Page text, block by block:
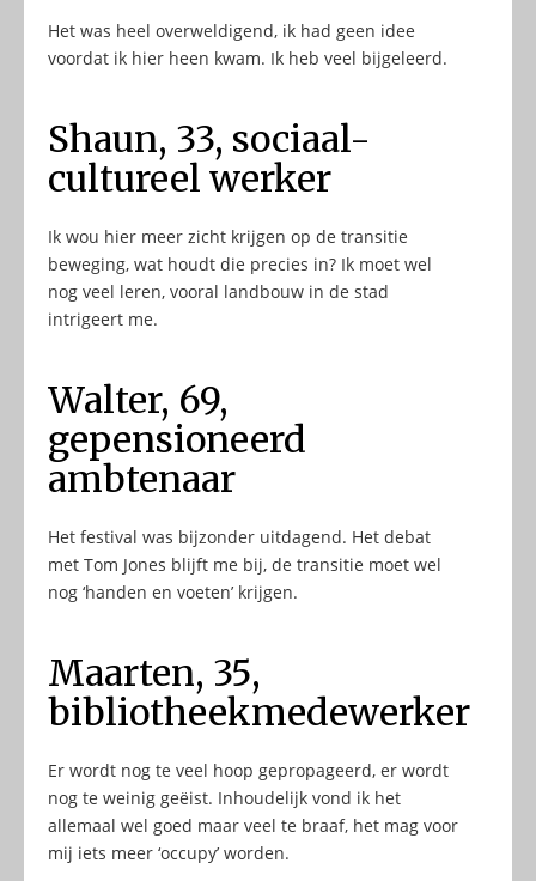
Het was heel overweldigend, ik had geen idee
voordat ik hier heen kwam. Ik heb veel bijgeleerd.
Shaun, 33, sociaal-
cultureel werker
Ik wou hier meer zicht krijgen op de transitie
beweging, wat houdt die precies in? Ik moet wel
nog veel leren, vooral landbouw in de stad
intrigeert me.
Walter, 69,
gepensioneerd
ambtenaar
Het festival was bijzonder uitdagend. Het debat
met Tom Jones blijft me bij, de transitie moet wel
nog ‘handen en voeten’ krijgen.
Maarten, 35,
bibliotheekmedewerker
Er wordt nog te veel hoop gepropageerd, er wordt
nog te weinig geëist. Inhoudelijk vond ik het
allemaal wel goed maar veel te braaf, het mag voor
mij iets meer ‘occupy’ worden.